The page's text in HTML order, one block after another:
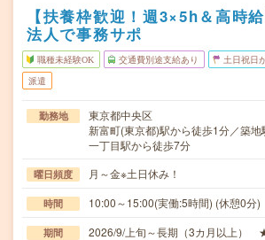
【扶養枠歓迎！週3×5h＆高時
法人で事務サポ
職種未経験OK 交通費別途支給あり 土日祝日
派遣
勤務地
東京都中央区
新富町(東京都)駅から徒歩1分／築
一丁目駅から徒歩7分
曜日頻度 月～金※土日休み！
時間 10:00～15:00(実働:5時間) (休憩0分)
期間 2026/9/上旬～長期（3カ月以上）